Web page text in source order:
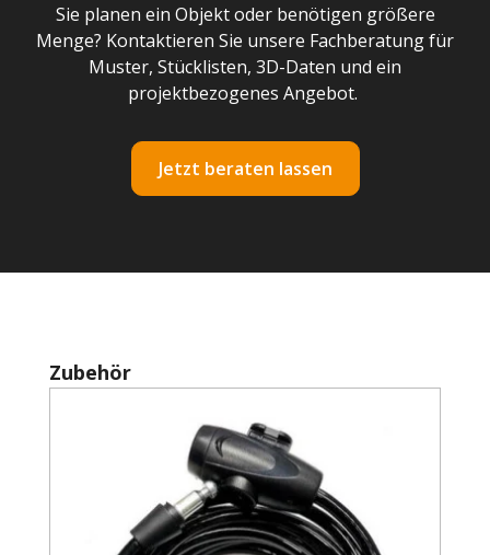
Sie planen ein Objekt oder benötigen größere
Menge? Kontaktieren Sie unsere Fachberatung für
Muster, Stücklisten, 3D-Daten und ein
projektbezogenes Angebot.
Jetzt beraten lassen
Produktgalerie überspringen
Zubehör